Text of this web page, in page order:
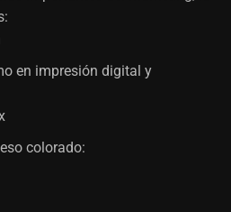
en impresión digital y
colorado: